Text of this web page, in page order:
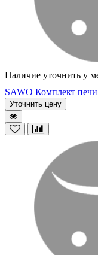
Наличие уточнить у
SAWO Комплект
Уточнить цену